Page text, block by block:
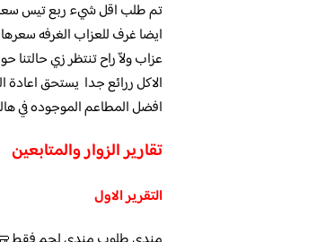
عزاب ولاّ راح تنتظر زي
الاكل ررائع جدا يستحق اعادة
افضل المطاعم الموجوده في
تقارير الزوار والمتابعين
التقرير الاول